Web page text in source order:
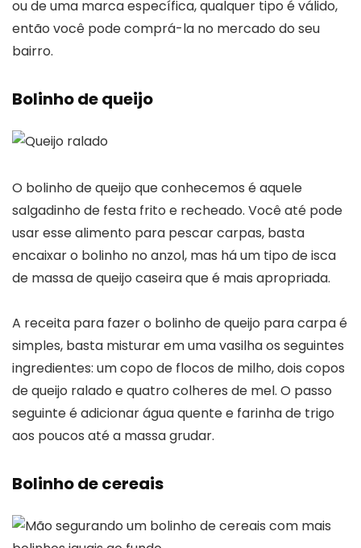
ou de uma marca específica, qualquer tipo é válido,
então você pode comprá-la no mercado do seu
bairro.
Bolinho de queijo
O bolinho de queijo que conhecemos é aquele
salgadinho de festa frito e recheado. Você até pode
usar esse alimento para pescar carpas, basta
encaixar o bolinho no anzol, mas há um tipo de isca
de massa de queijo caseira que é mais apropriada.
A receita para fazer o bolinho de queijo para carpa é
simples, basta misturar em uma vasilha os seguintes
ingredientes: um copo de flocos de milho, dois copos
de queijo ralado e quatro colheres de mel. O passo
seguinte é adicionar água quente e farinha de trigo
aos poucos até a massa grudar.
Bolinho de cereais